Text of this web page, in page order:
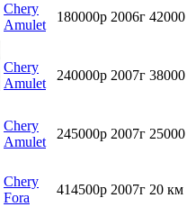
Chery
Amulet
180000р 2006г
Chery
Amulet
240000р 2007г
Chery
Amulet
245000р 2007г
Chery
Fora
414500р 2007г 20 км